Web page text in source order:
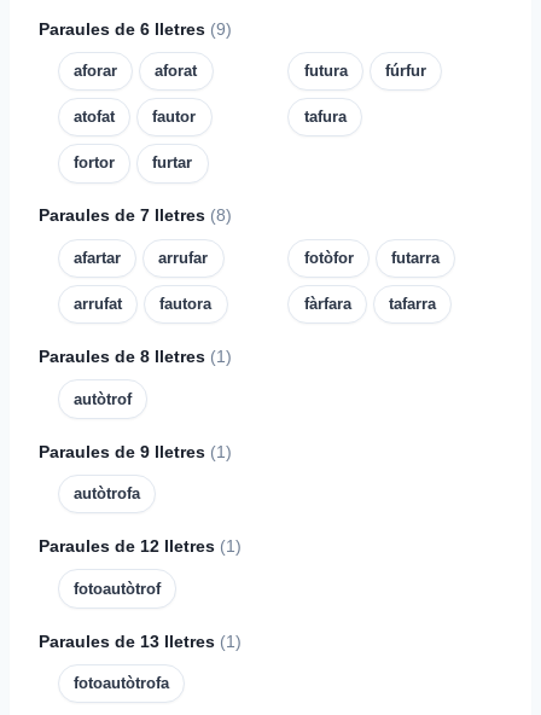
Paraules de 6 lletres (9)
aforar aforat
atofat fautor
fortor furtar
futura fúrfur
tafura
Paraules de 7 lletres (8)
afartar arrufar
arrufat fautora
fotòfor futarra
fàrfara tafarra
Paraules de 8 lletres (1)
autòtrof
Paraules de 9 lletres (1)
autòtrofa
Paraules de 12 lletres (1)
fotoautòtrof
Paraules de 13 lletres (1)
fotoautòtrofa